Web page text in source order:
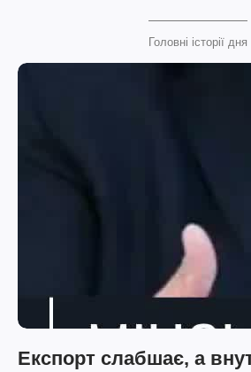
Головні історії дня
Експорт слабшає, а